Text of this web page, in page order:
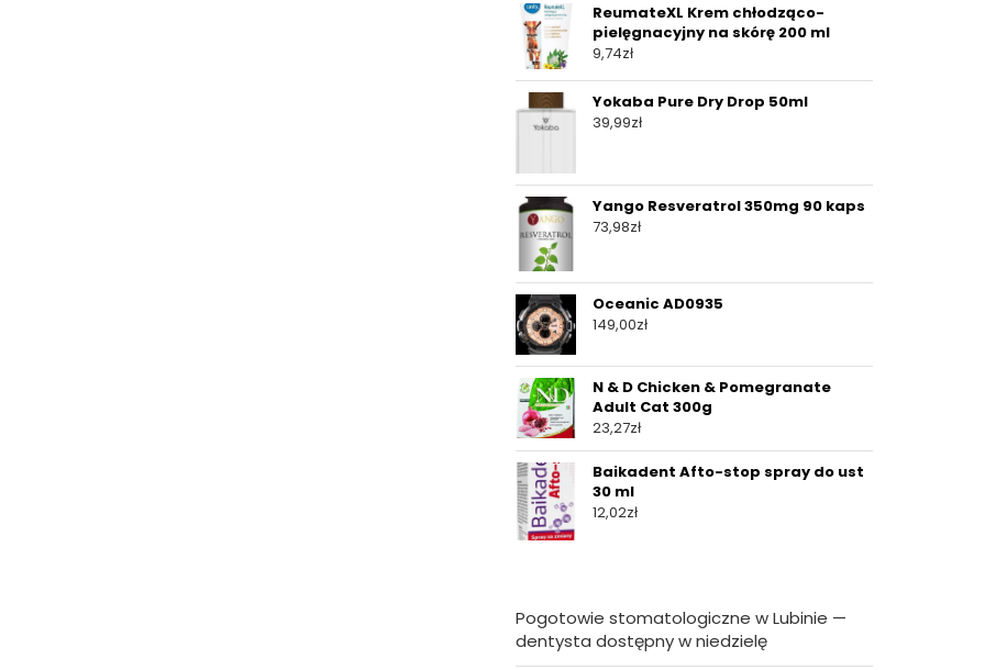
ReumateXL Krem chłodząco-
pielęgnacyjny na skórę 200 ml
9,74zł
Yokaba Pure Dry Drop 50ml
39,99zł
Yango Resveratrol 350mg 90 kaps
73,98zł
Oceanic AD0935
149,00zł
N & D Chicken & Pomegranate
Adult Cat 300g
23,27zł
Baikadent Afto-stop spray do ust
30 ml
12,02zł
Pogotowie stomatologiczne w Lubinie —
dentysta dostępny w niedzielę